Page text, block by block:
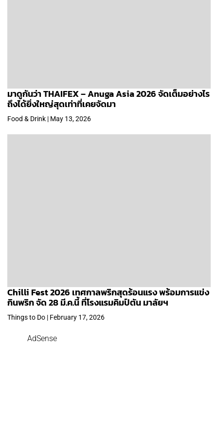
มาดูกันว่า THAIFEX – Anuga Asia 2026 จัดเต็มอย่างไร
ถึงได้ยิ่งใหญ่สุดเท่าที่เคยจัดมา
Food & Drink | May 13, 2026
Chilli Fest 2026 เทศกาลพริกสุดร้อนแรง พร้อมการแข่ง
กินพริก จัด 28 มี.ค.นี้ ที่โรงแรมคิมป์ตัน มาลัยฯ
Things to Do | February 17, 2026
AdSense